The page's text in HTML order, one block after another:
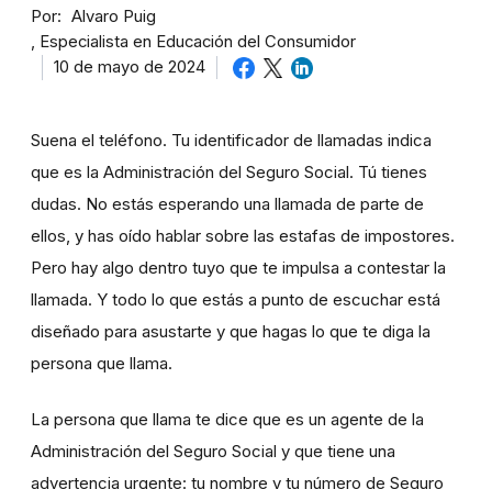
Por
Alvaro Puig
Especialista en Educación del Consumidor
10 de mayo de 2024
Suena el teléfono. Tu identificador de llamadas indica
que es la Administración del Seguro Social. Tú tienes
dudas. No estás esperando una llamada de parte de
ellos, y has oído hablar sobre las estafas de impostores.
Pero hay algo dentro tuyo que te impulsa a contestar la
llamada. Y todo lo que estás a punto de escuchar está
diseñado para asustarte y que hagas lo que te diga la
persona que llama.
La persona que llama te dice que es un agente de la
Administración del Seguro Social y que tiene una
advertencia urgente: tu nombre y tu número de Seguro